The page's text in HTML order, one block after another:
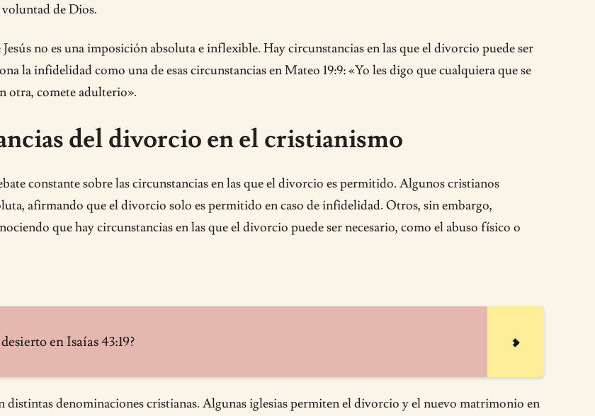
de Dios.
no es una imposición absoluta e inflexible. Hay circunstancias en las que el divorcio puede ser
la infidelidad como una de esas circunstancias en Mateo 19:9: «Yo les digo que cualquiera que se
otra, comete adulterio».
del divorcio en el cristianismo
constante sobre las circunstancias en las que el divorcio es permitido. Algunos cristianos
afirmando que el divorcio solo es permitido en caso de infidelidad. Otros, sin embargo,
que hay circunstancias en las que el divorcio puede ser necesario, como el abuso físico o
en Isaías 43:19?
distintas denominaciones cristianas. Algunas iglesias permiten el divorcio y el nuevo matrimonio en